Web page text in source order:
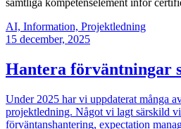
AI, Information, Projektledning
15 december, 2025
Hantera förväntningar
Under 2025 har vi uppdaterat många
projektledning. Något vi lagt särskild
förväntanshantering, expectation